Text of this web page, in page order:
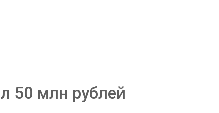
50 млн рублей